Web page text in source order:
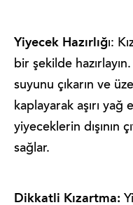
Yiyecek Hazırlığı:
bir şekilde
suyunu çıkarın ve
kaplayarak aşırı yağ
yiyeceklerin dışının
sağlar.
Dikkatli Kızartma: